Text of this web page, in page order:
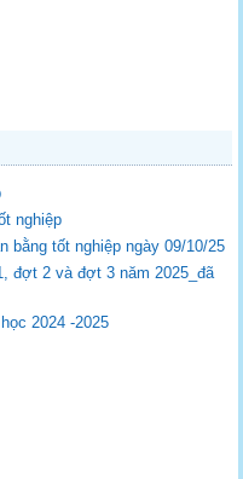
nghiệp
bằng tốt nghiệp ngày 09/10/25
đợt 2 và đợt 3 năm 2025_đã
2024 -2025